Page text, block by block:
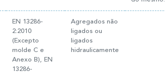
EN 13286-
2:2010
(Excepto
molde C e
Anexo B), EN
13286-
Agregados não
ligados ou
ligados
hidraulicamente